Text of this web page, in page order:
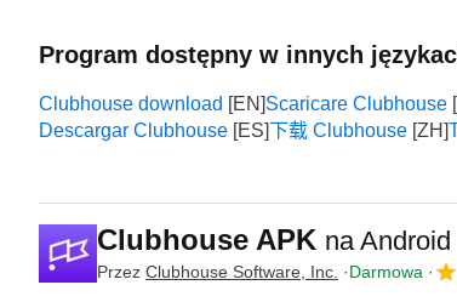
Program dostępny w innych
Clubhouse download Scaricare Clubhouse
Descargar Clubhouse
下载 Clubhouse
Clubhouse APK na Android
Przez Clubhouse Software, Inc. Darmowa